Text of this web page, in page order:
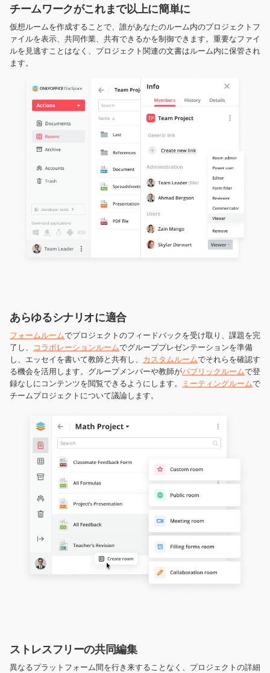
チームワークがこれまで以上に簡単に
仮想ルームを作成することで、誰があなたのルーム内のプロジェクトフ
ァイルを表示、共同作業、共有できるかを制御できます。重要なファイ
ルを見逃すことはなく、プロジェクト関連の文書はルーム内に保管され
ます。
あらゆるシナリオに適合
フォームルームでプロジェクトのフィードバックを受け取り、課題を完
了し、
コラボレーションルームでグループプレゼンテーションを準備
し、エッセイを書いて教師と共有し、 カスタムルームでそれらを確認す
る機会を活用します。グループメンバーや教師がパブリックルームで登
録なしにコンテンツを閲覧できるようにします。
ミーティングルームで
チームプロジェクトについて議論します。
ストレスフリーの共同編集
異なるプラットフォーム間を行き来することなく、プロジェクトの詳細